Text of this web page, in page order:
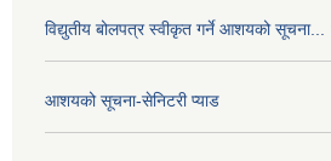
विद्युतीय बोलपत्र स्वीकृत गर्ने आशयको
आशयको सूचना-सेनिटरी प्याड